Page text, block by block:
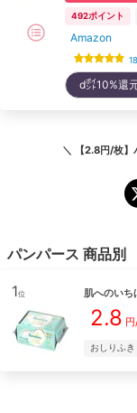
492ポイント
Amazon
d㌽10%還
＼ 【2.8円/枚
パンパース 商品別
1位 肌へのいち
2.8
おしりふき